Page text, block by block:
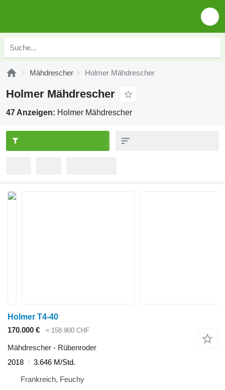
Mähdrescher Holmer Mähdrescher
Holmer Mähdrescher
47 Anzeigen: Holmer Mähdrescher
Holmer T4-40
170.000 €
≈ 158.900 CHF
Mähdrescher - Rübenroder
2018
3.646 M/Std.
Frankreich, Feuchy